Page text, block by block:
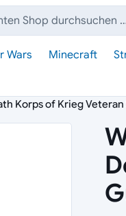
Wars Minecraft
Korps of Krieg